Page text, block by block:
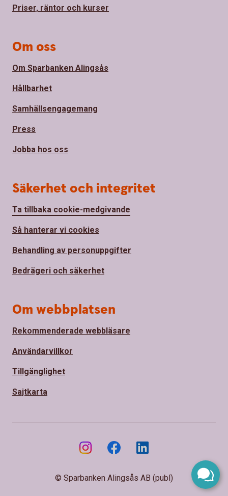
Priser, räntor och kurser
Om oss
Om Sparbanken Alingsås
Hållbarhet
Samhällsengagemang
Press
Jobba hos oss
Säkerhet och integritet
Ta tillbaka cookie-medgivande
Så hanterar vi cookies
Behandling av personuppgifter
Bedrägeri och säkerhet
Om webbplatsen
Rekommenderade webbläsare
Användarvillkor
Tillgänglighet
Sajtkarta
© Sparbanken Alingsås AB (publ)